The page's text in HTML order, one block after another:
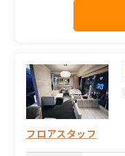
フロアスタッフ